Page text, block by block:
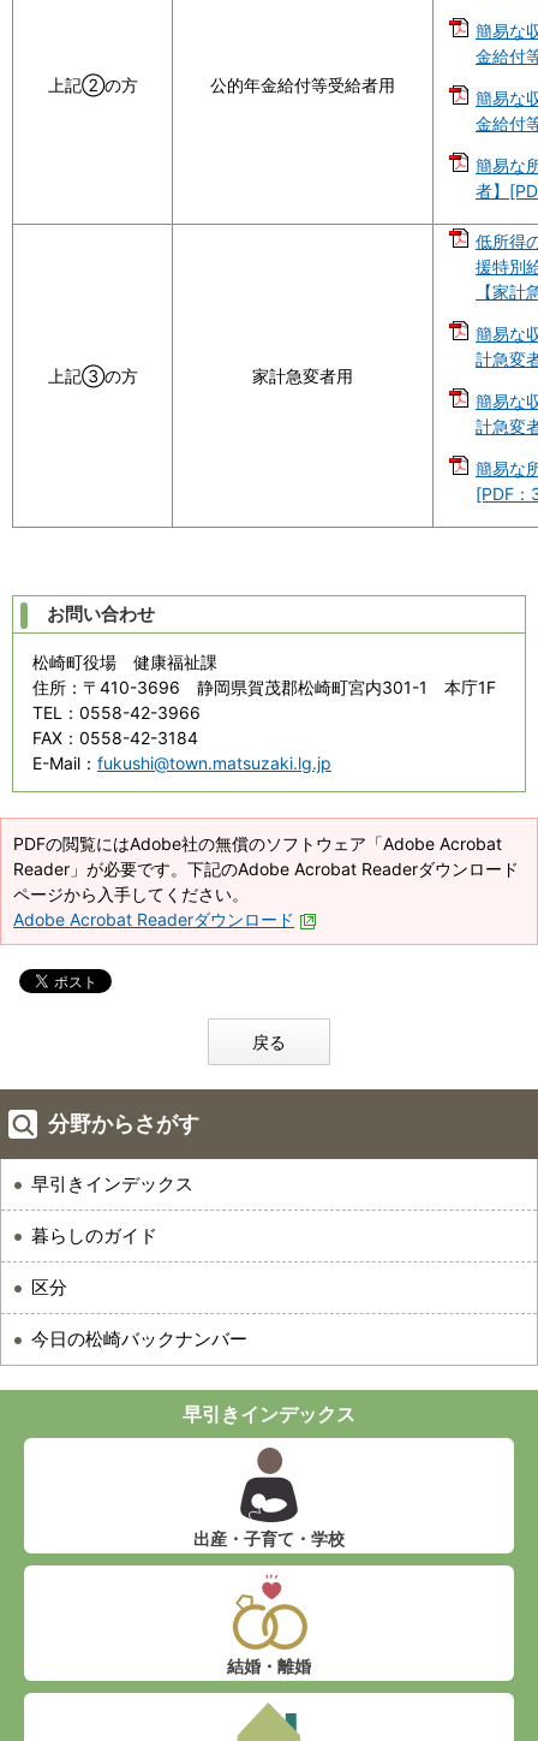
上記②の方 公的年金給付等受給者用
簡易な
金給付
簡易な
金給付
簡易な
者】
上記③の方 家計急変者用
低所得
援特別
【家
簡易な
計急変
簡易な
計急変
簡易な
[PDF：
お問い合わせ
松崎町役場 健康福祉課
住所 ：〒410-3696 静岡県賀茂郡松崎町宮内301-1 本庁1F
TEL
：0558-42-3966
FAX ：0558-42-3184
E-Mail ： fukushi@town.matsuzaki.lg.jp
PDFの閲覧にはAdobe社の無償のソフトウェア「Adobe Acrobat
Reader」が必要です。下記のAdobe Acrobat Readerダウンロード
ページから入手してください。
Adobe Acrobat Readerダウンロード
戻る
分野からさがす
早引きインデックス
暮らしのガイド
区分
今日の松崎バックナンバー
早引きインデックス
出産・子育て・学校
結婚・離婚